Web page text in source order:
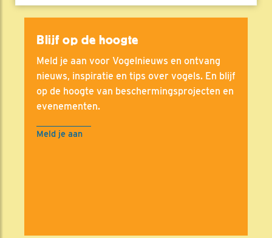
Blijf op de hoogte
Meld je aan voor Vogelnieuws en ontvang
nieuws, inspiratie en tips over vogels. En blijf
op de hoogte van beschermingsprojecten en
evenementen.
Meld je aan